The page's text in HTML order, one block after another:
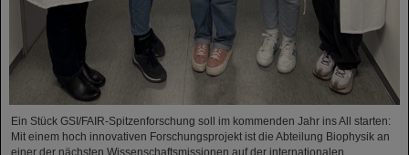
Ein Stück GSI/FAIR-Spitzenforschung soll im kommenden Jahr ins All starten:
Mit einem hoch innovativen Forschungsprojekt ist die Abteilung Biophysik an
einer der nächsten Wissenschaftsmissionen auf der internationalen